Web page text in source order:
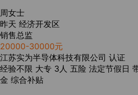
周女士
昨天 经济开发区
销售总监
20000-30000元
江苏实为半导体科技有限公司 认证
经验不限 大专 3人 五险 法定节假日
金 综合补贴